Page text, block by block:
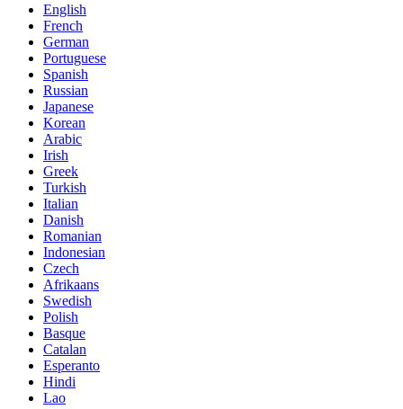
English
French
German
Portuguese
Spanish
Russian
Japanese
Korean
Arabic
Irish
Greek
Turkish
Italian
Danish
Romanian
Indonesian
Czech
Afrikaans
Swedish
Polish
Basque
Catalan
Esperanto
Hindi
Lao